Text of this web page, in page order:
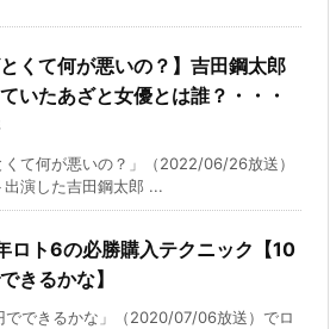
とくて何が悪いの？】吉田鋼太郎
いたあざと女優とは誰？・・・
くて何が悪いの？」（2022/06/26放送）
出演した吉田鋼太郎 ...
ロト6の必勝購入テクニック【10
きるかな】
でできるかな」（2020/07/06放送）でロ